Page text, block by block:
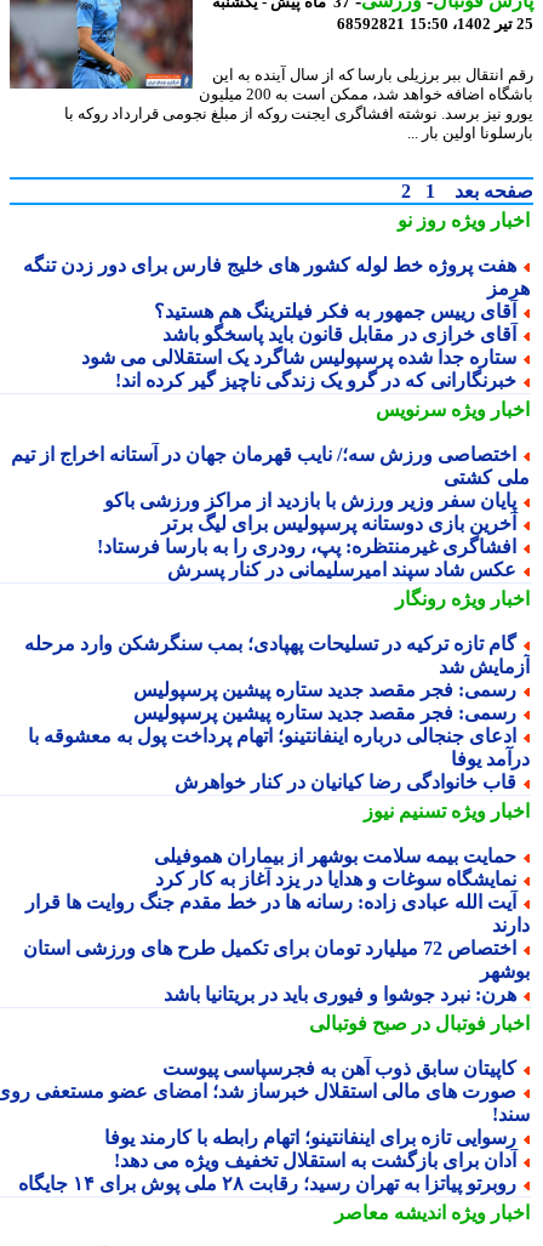
68592821
انتقال ببر برزیلی بارسا که از سال آینده به این
باشگاه اضافه خواهد شد، ممکن است به 200 میلیون
نیز برسد. نوشته افشاگری ایجنت روکه از مبلغ نجومی قرارداد روکه با
اولین بار ...
بعد 1
2
ویژهروز نو
پروژه خط لوله کشور های خلیج فارس برای دور زدن تنگه
رییس جمهور به فکر فیلترینگ هم هستید؟
خرازی در مقابل قانون باید پاسخگو باشد
جدا شده پرسپولیس شاگرد یک استقلالی می شود
که در گرو یک زندگی ناچیز گیر کرده اند!
ویژهسرنویس
ورزش سه؛/ نایب قهرمان جهان در آستانه اخراج از تیم
کشتی
سفر وزیر ورزش با بازدید از مراکز ورزشی باکو
بازی دوستانه پرسپولیس برای لیگ برتر
غیرمنتظره: پپ، رودری را به بارسا فرستاد!
شاد سپند امیرسلیمانی در کنار پسرش
ویژهرونگار
تازه ترکیه در تسلیحات پهپادی؛ بمب سنگرشکن وارد مرحله
شد
فجر مقصد جدید ستاره پیشین پرسپولیس
فجر مقصد جدید ستاره پیشین پرسپولیس
جنجالی درباره اینفانتینو؛ اتهام پرداخت پول به معشوقه با
یوفا
خانوادگی رضا کیانیان در کنار خواهرش
ویژهتسنیم نیوز
بیمه سلامت بوشهر از بیماران هموفیلی
سوغات و هدایا در یزد آغاز به کار کرد
الله عبادی زاده: رسانه ها در خط مقدم جنگ روایت ها قرار
اختصاص 72 میلیارد تومان برای تکمیل طرح های ورزشی استان
نبرد جوشوا و فیوری باید در بریتانیا باشد
فوتبال در صبح فوتبالی
سابق ذوب آهن به فجرسپاسی پیوست
های مالی استقلال خبرساز شد؛ امضای عضو مستعفی روی
تازه برای اینفانتینو؛ اتهام رابطه با کارمند یوفا
برای بازگشت به استقلال تخفیف ویژه می دهد!
پیاتزا به تهران رسید؛ رقابت ۲۸ ملی پوش برای ۱۴ جایگاه
ویژهاندیشه معاصر